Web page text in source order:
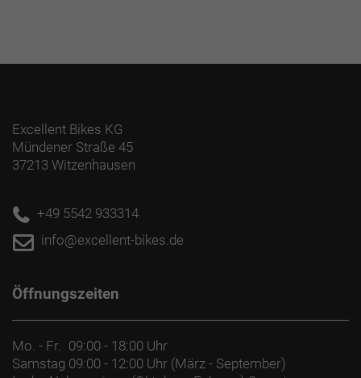
Excellent Bikes KG
Mündener Straße 45
37213 Witzenhausen
+49 5542 933314
info@excellent-bikes.de
Öffnungszeiten
Mo. - Fr.
09:00 - 18:00 Uhr
Samstag 09:00 - 12:00 Uhr (März - September)